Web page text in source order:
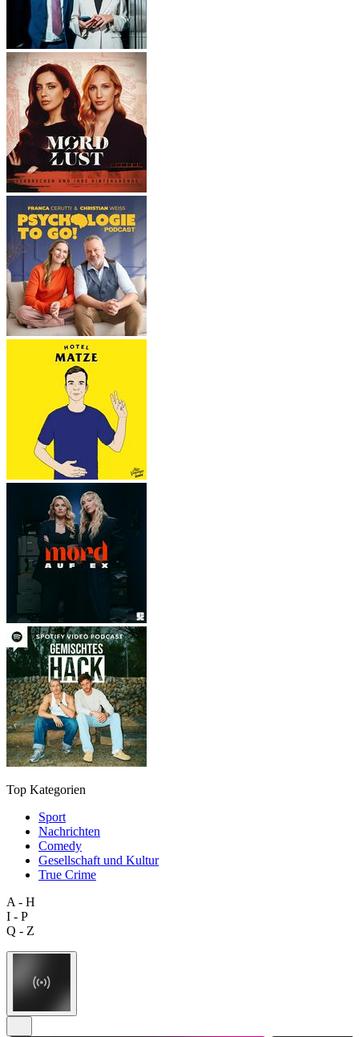
Top Kategorien
Sport
Nachrichten
Comedy
Gesellschaft und Kultur
True Crime
A - H
I - P
Q - Z